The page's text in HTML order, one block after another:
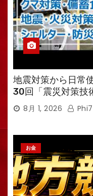
地震対策から日常
30回「震災対策技
えるTV・高荷智也
8月 1, 2026
お金